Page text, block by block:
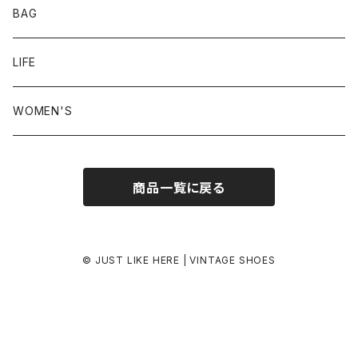
24.0-24.5 cm
24.5-25.0 cm
25.0-25.5 cm
26.0-26.5 cm
26.5-27.0 cm
BAG
LIFE
WOMEN'S
商品一覧に戻る
© JUST LIKE HERE | VINTAGE SHOES